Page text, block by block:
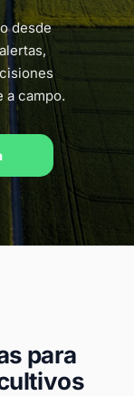
desde
a campo.
para